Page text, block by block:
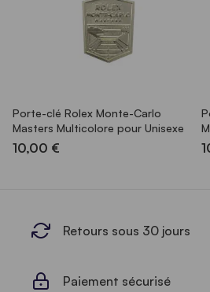
Porte-clé Rolex Monte-Carlo
Masters Multicolore pour Unisexe
10,00 €
Retours sous 30 jours
Paiement sécurisé